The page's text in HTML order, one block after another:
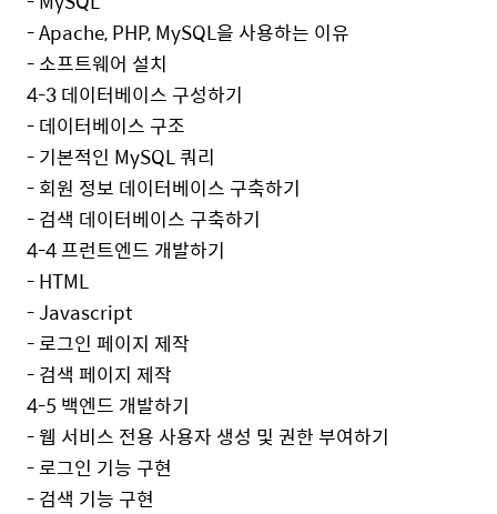
- Apache, PHP, MySQL을 사용하는 이유
-소프트웨어 설치
4-3데이터베이스 구성하기
-데이터베이스 구조
-기본적인 MySQL쿼리
-회원 정보 데이터베이스 구축하기
-검색 데이터베이스 구축하기
4-4프런트엔드 개발하기
- HTML
- Javascript
-로그인 페이지 제작
-검색 페이지 제작
4-5 백엔드 개발하기
-웹 서비스 전용 사용자 생성 및 권한 부여하기
-로그인 기능 구현
-검색 기능 구현